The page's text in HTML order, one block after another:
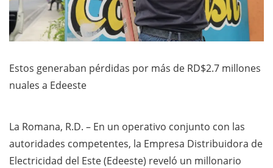
Estos generaban pérdidas por más de RD$2.7 millones
nuales a Edeeste
La Romana, R.D. – En un operativo conjunto con las
autoridades competentes, la Empresa Distribuidora de
Electricidad del Este (Edeeste) reveló un millonario